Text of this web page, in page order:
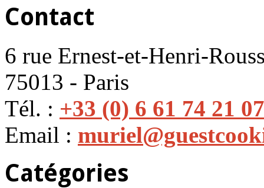
Contact
6 rue Ernest-et-Henri-
75013 - Paris
Tél. : +33 (0) 6 61 74 21 07
Email :
Catégories